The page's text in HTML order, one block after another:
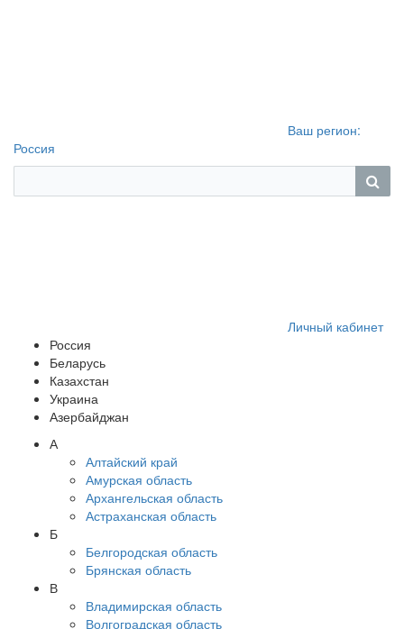
Ваш регион:
Россия
Личный кабинет
Россия
Беларусь
Казахстан
Украина
Азербайджан
А
Алтайский край
Амурская область
Архангельская область
Астраханская область
Б
Белгородская область
Брянская область
В
Владимирская область
Волгоградская область